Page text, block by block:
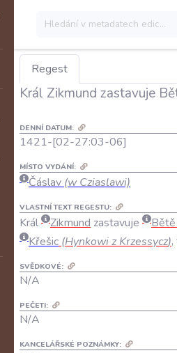
Regest
Král Zikmund zastavuje
DENNÍ DATUM:
1421-[02-27:03-06]
MÍSTO VYDÁNÍ:
Čáslav (w Cziaslawi)
VLASTNÍ TEXT REGESTU:
Král Zikmund zastavuje Bětě
Křešic (Hynkowiz Krzessycz),
SVĚDKOVÉ:
N/A
PEČETI:
N/A
KANCELÁŘSKÉ POZNÁMKY: